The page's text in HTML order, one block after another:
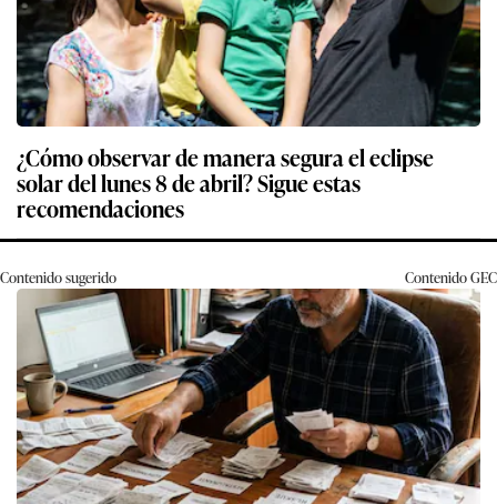
¿Cómo observar de manera segura el eclipse
solar del lunes 8 de abril? Sigue estas
recomendaciones
Contenido sugerido ContenidoGEC